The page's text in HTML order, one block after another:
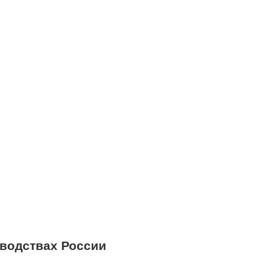
России